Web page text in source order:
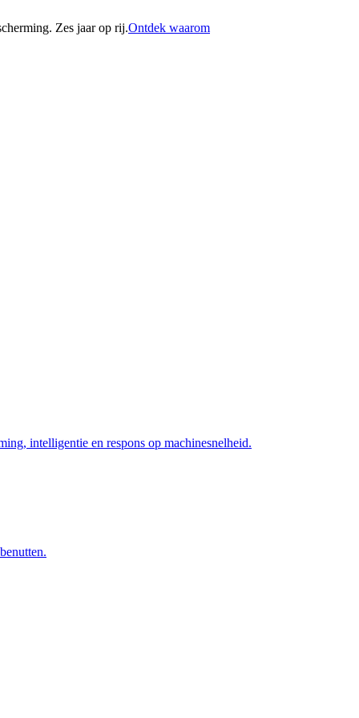
Zes jaar op rij.Ontdek waarom
intelligentie en respons op machinesnelheid.